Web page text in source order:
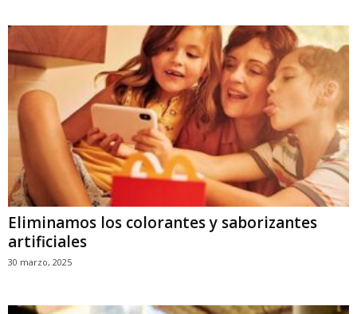
Eliminamos los colorantes y saborizantes
artificiales
30 marzo, 2025